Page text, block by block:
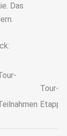
Das
Tour-